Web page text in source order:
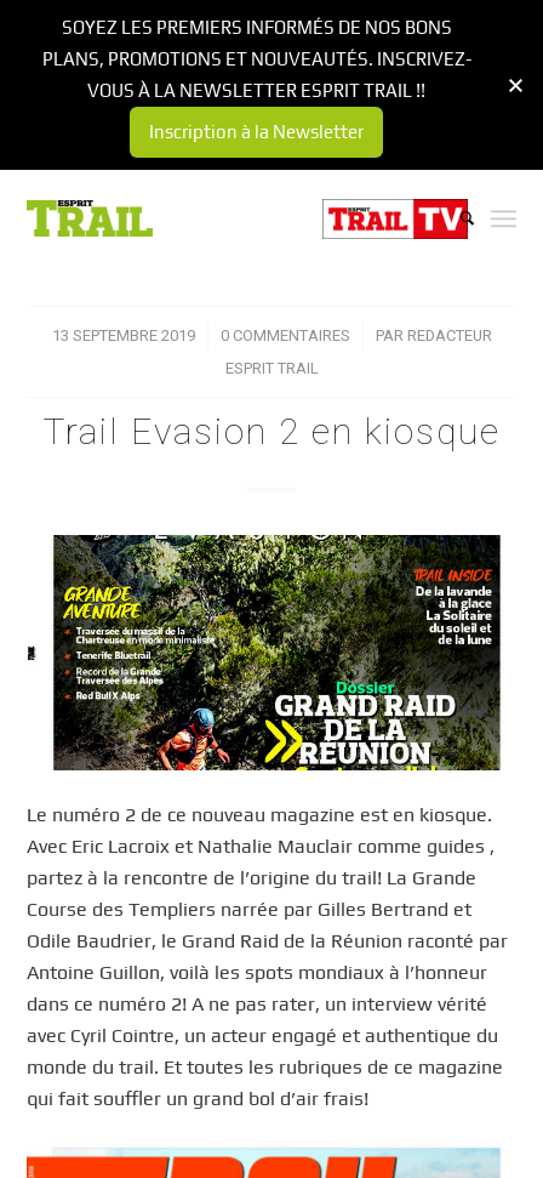
13 SEPTEMBRE 2019
/ 0 COMMENTAIRES
/ PAR REDACTEUR
ESPRIT TRAIL
Trail Evasion 2 en kiosque
Le numéro 2 de ce nouveau magazine est en kiosque.
Avec Eric Lacroix et Nathalie Mauclair comme guides ,
partez à la rencontre de l’origine du trail! La Grande
Course des Templiers narrée par Gilles Bertrand et
Odile Baudrier, le Grand Raid de la Réunion raconté par
Antoine Guillon, voilà les spots mondiaux à l’honneur
dans ce numéro 2! A ne pas rater, un interview vérité
avec Cyril Cointre, un acteur engagé et authentique du
monde du trail. Et toutes les rubriques de ce magazine
qui fait souffler un grand bol d’air frais!
SOYEZ LES PREMIERS INFORMÉS DE NOS BONS
PLANS, PROMOTIONS ET NOUVEAUTÉS. INSCRIVEZ-
VOUS À LA NEWSLETTER ESPRIT TRAIL !!
Inscription à la Newsletter